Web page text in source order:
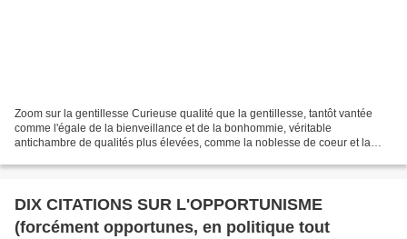
Zoom sur la gentillesse Curieuse qualité que la gentillesse, tantôt vantée
comme l'égale de la bienveillance et de la bonhommie, véritable
antichambre de qualités plus élevées, comme la noblesse de coeur et la
DIX CITATIONS SUR L'OPPORTUNISME
(forcément opportunes, en politique tout